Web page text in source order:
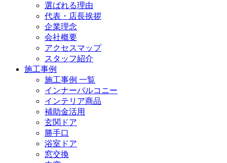
選ばれる理由
代表・店長挨拶
企業理念
会社概要
アクセスマップ
スタッフ紹介
施工事例
施工事例 一覧
インナーバルコニー
インテリア商品
補助金活用
玄関ドア
勝手口
浴室ドア
窓交換